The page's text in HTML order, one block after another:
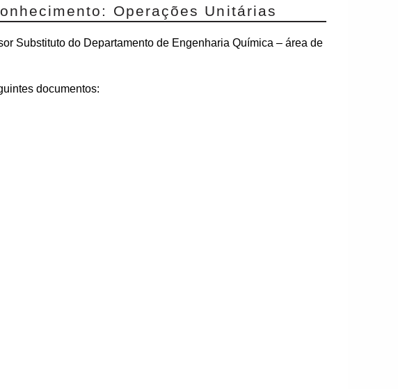
Operações Unitárias
Substituto do Departamento de Engenharia Química – área de
documentos: